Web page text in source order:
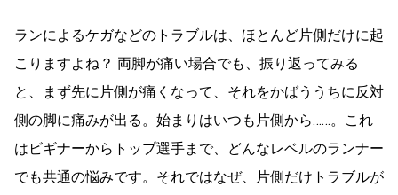
ランによるケガなどのトラブルは、ほとんど片側だけに起
こりますよね？ 両脚が痛い場合でも、振り返ってみる
と、まず先に片側が痛くなって、それをかばううちに反対
側の脚に痛みが出る。始まりはいつも片側から……。これ
はビギナーからトップ選手まで、どんなレベルのランナー
でも共通の悩みです。それではなぜ、片側だけトラブルが